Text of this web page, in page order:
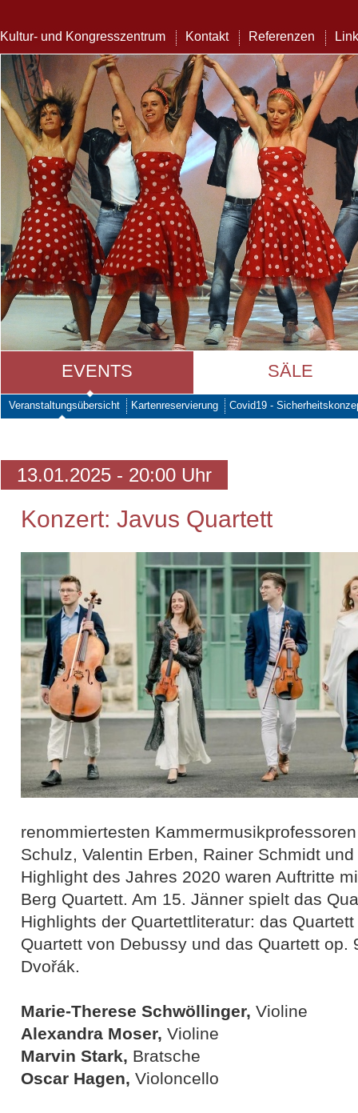
Kultur- und Kongresszentrum Kontakt Referenzen
EVENTS SÄLE
Veranstaltungsübersicht Kartenreservierung Covid19 -
13.01.2025 - 20:00 Uhr
Konzert: Javus Quartett
renommiertesten
Schulz, Valentin Erben, Rainer Schmidt
Highlight des Jahres 2020 waren Auftritte
Berg Quartett. Am 15. Jänner spielt das
Highlights der Quartettliteratur: das
Quartett von Debussy und das Quartett op.
Dvořák.
Marie-Therese Schwöllinger, Violine
Alexandra Moser, Violine
Marvin Stark, Bratsche
Oscar Hagen, Violoncello